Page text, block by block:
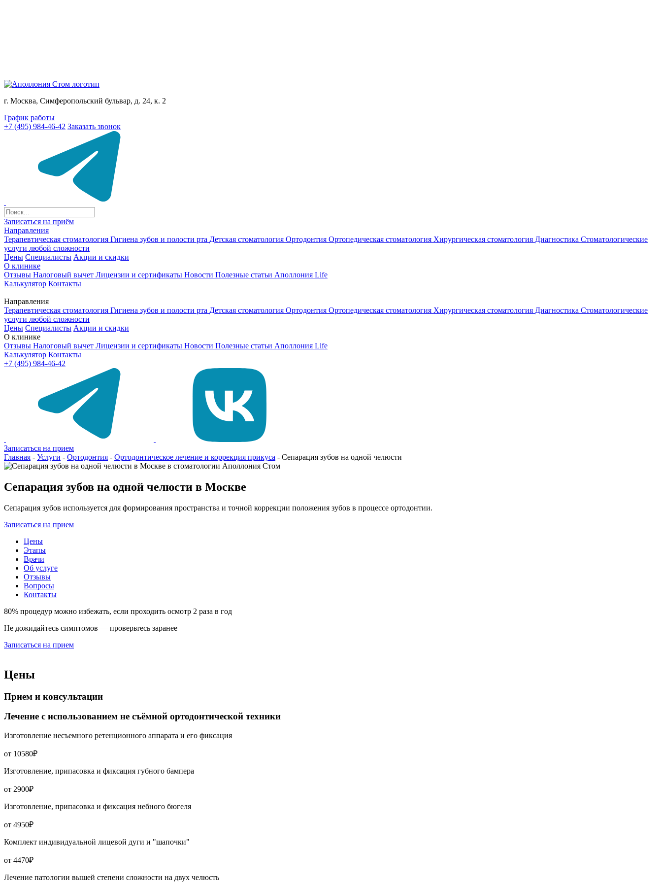
г. Москва, Симферопольский бульвар, д. 24, к. 2
График работы
+7 (495) 984-46-42 Заказать звонок
Записаться на приём
Направления
Терапевтическая стоматология Гигиена зубов и полости рта Детская стоматология Ортодонтия Ортопедическая стоматология Хирургическая стоматология Диагностика Стоматологические
услуги любой сложности
Цены Специалисты Акции и скидки
О клинике
Отзывы Налоговый вычет Лицензии и сертификаты Новости Полезные статьи Аполлония Life
Калькулятор Контакты
Направления
Терапевтическая стоматология Гигиена зубов и полости рта Детская стоматология Ортодонтия Ортопедическая стоматология Хирургическая стоматология Диагностика Стоматологические
услуги любой сложности
Цены Специалисты Акции и скидки
О клинике
Отзывы Налоговый вычет Лицензии и сертификаты Новости Полезные статьи Аполлония Life
Калькулятор Контакты
+7 (495) 984-46-42
Записаться на прием
Главная - Услуги - Ортодонтия - Ортодонтическое лечение и коррекция прикуса - Сепарация зубов на одной челюсти
Сепарация зубов на одной челюсти в Москве
Сепарация зубов используется для формирования пространства и точной коррекции положения зубов в процессе ортодонтии.
Записаться на прием
Цены
Этапы
Врачи
Об услуге
Отзывы
Вопросы
Контакты
80% процедур можно избежать, если проходить осмотр 2 раза в год
Не дожидайтесь симптомов — проверьтесь заранее
Записаться на прием
Цены
Прием и консультации
Лечение с использованием не съёмной ортодонтической техники
Изготовление несъемного ретенционного аппарата и его фиксация
от 10580₽
Изготовление, припасовка и фиксация губного бампера
от 2900₽
Изготовление, припасовка и фиксация небного бюгеля
от 4950₽
Комплект индивидуальной лицевой дуги и "шапочки"
от 4470₽
Лечение патологии вышей степени сложности на двух челюсть